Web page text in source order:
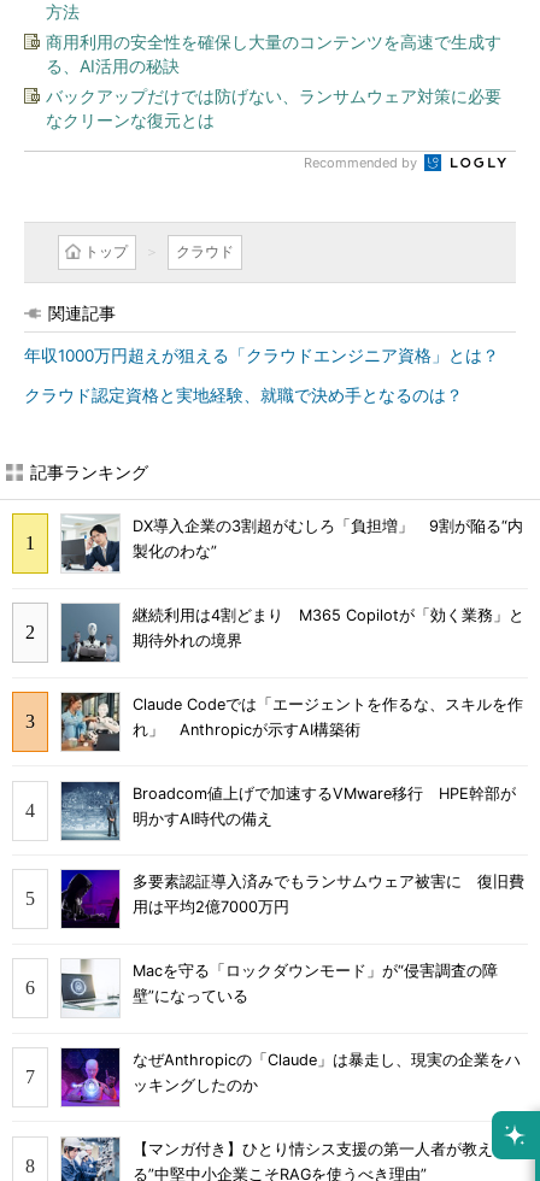
方法
商用利用の安全性を確保し大量のコンテンツを高速で生成す
る、AI活用の秘訣
バックアップだけでは防げない、ランサムウェア対策に必要
なクリーンな復元とは
Recommended by
トップ クラウド
関連記事
年収1000万円超えが狙える「クラウドエンジニア資格」とは？
クラウド認定資格と実地経験、就職で決め手となるのは？
記事ランキング
DX導入企業の3割超がむしろ「負担増」 9割が陥る“内
製化のわな”
継続利用は4割どまり M365 Copilotが「効く業務」と
期待外れの境界
Claude Codeでは「エージェントを作るな、スキルを作
れ」 Anthropicが示すAI構築術
Broadcom値上げで加速するVMware移行 HPE幹部が
明かすAI時代の備え
多要素認証導入済みでもランサムウェア被害に 復旧費
用は平均2億7000万円
Macを守る「ロックダウンモード」が“侵害調査の障
壁”になっている
なぜAnthropicの「Claude」は暴走し、現実の企業をハ
ッキングしたのか
【マンガ付き】ひとり情シス支援の第一人者が教え
る”中堅中小企業こそRAGを使うべき理由”